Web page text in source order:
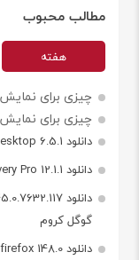
مطالب محبوب
هفته
چیزی برای
چیزی برای
دانلود telegram Desktop 6.5.1 نرم افزار رایگان تلگرام دسکتاپ
دانلود auslogics file recovery Pro 12.1.1 نرم افزار بازیابی اطلاعات
گوگل کروم
دانلود mozilla firefox 148.0 مرورگر موزیلا فایرفاکس